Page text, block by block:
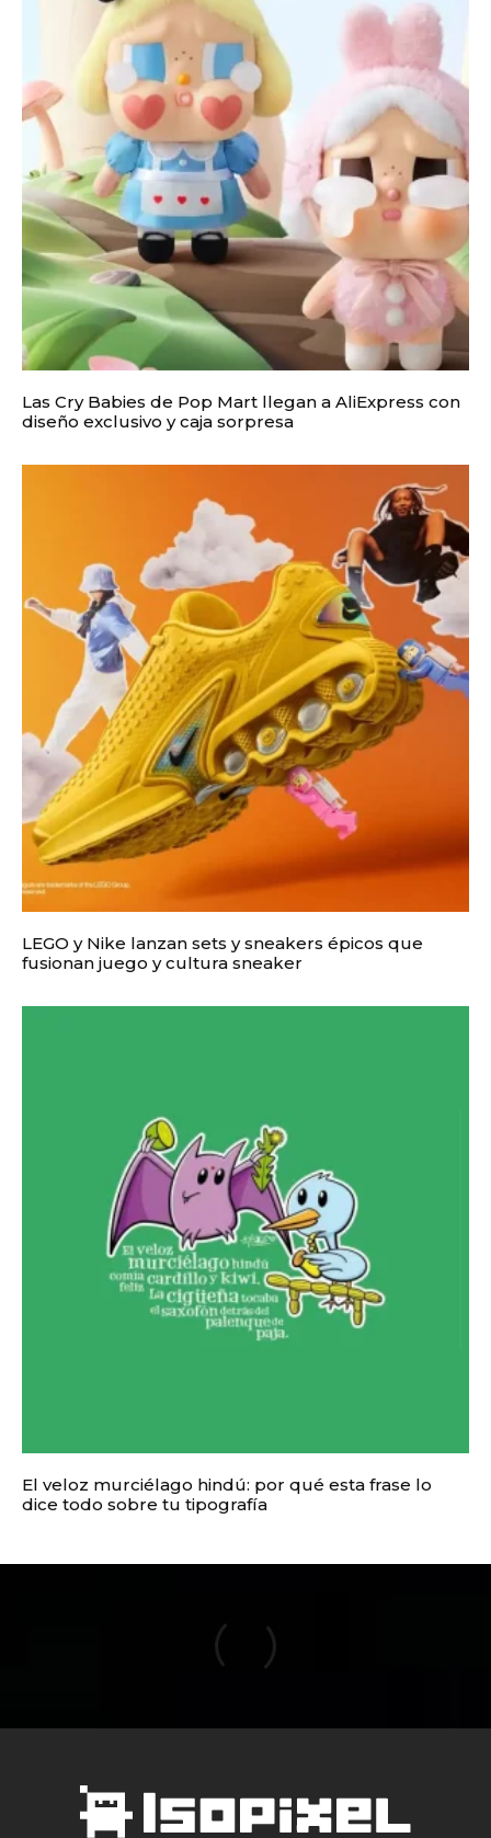
Las Cry Babies de Pop Mart llegan a AliExpress con
diseño exclusivo y caja sorpresa
LEGO y Nike lanzan sets y sneakers épicos que
fusionan juego y cultura sneaker
El veloz murciélago hindú: por qué esta frase lo
dice todo sobre tu tipografía